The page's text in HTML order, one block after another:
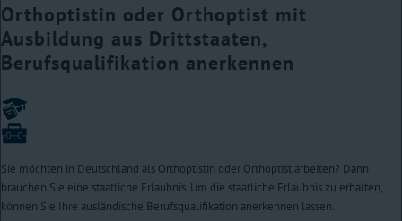
Orthoptistin oder Orthoptist mit
Ausbildung aus Drittstaaten,
Berufsqualifikation anerkennen
Sie möchten in Deutschland als Orthoptistin oder Orthoptist arbeiten? Dann
brauchen Sie eine staatliche Erlaubnis. Um die staatliche Erlaubnis zu erhalten,
können Sie Ihre ausländische Berufsqualifikation anerkennen lassen.